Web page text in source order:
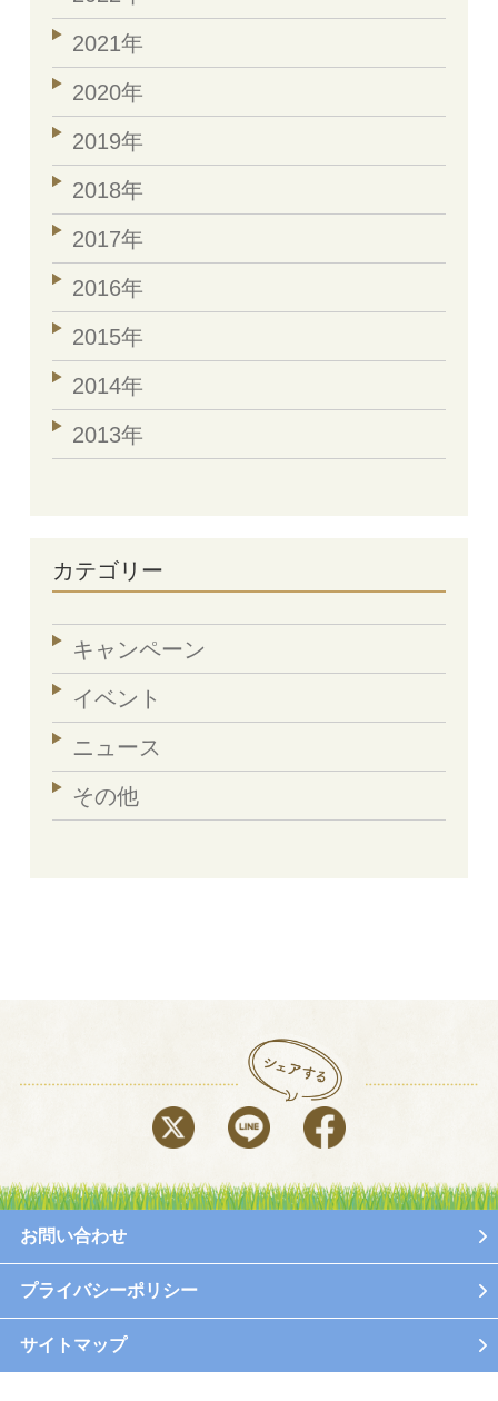
2021年
2020年
2019年
2018年
2017年
2016年
2015年
2014年
2013年
カテゴリー
キャンペーン
イベント
ニュース
その他
お問い合わせ
プライバシーポリシー
サイトマップ